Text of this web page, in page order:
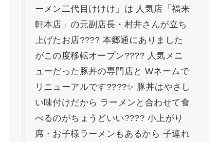
ーメン二代目けけけ」は 人気店「福来
軒本店」の元副店長・村井さんが立ち
上げたお店???? 本郷通にありました
がこの度移転オープン???? 人気メニ
ューだった豚丼の専門店と Wネームで
リニューアルです????✨ 豚丼はやさし
い味付けだから ラーメンと合わせて食
べるのがちょうどいい???? 小上がり
席・お子様ラーメンもあるから 子連れ